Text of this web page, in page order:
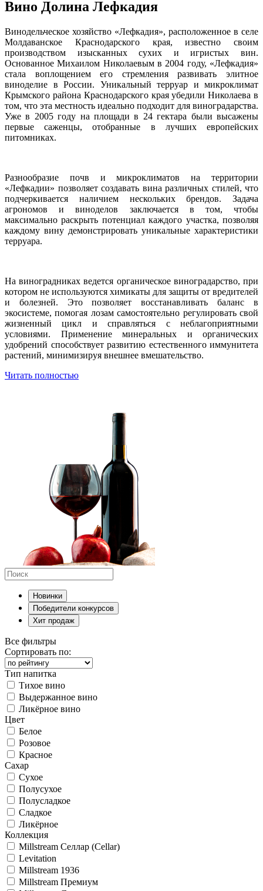
Вино Долина Лефкадия
Винодельческое хозяйство «Лефкадия», расположенное в селе
Молдаванское Краснодарского края, известно своим
производством изысканных сухих и игристых вин.
Основанное Михаилом Николаевым в 2004 году, «Лефкадия»
стала воплощением его стремления развивать элитное
виноделие в России. Уникальный терруар и микроклимат
Крымского района Краснодарского края убедили Николаева в
том, что эта местность идеально подходит для виноградарства.
Уже в 2005 году на площади в 24 гектара были высажены
первые саженцы, отобранные в лучших европейских
питомниках.
Разнообразие почв и микроклиматов на территории
«Лефкадии» позволяет создавать вина различных стилей, что
подчеркивается наличием нескольких брендов. Задача
агрономов и виноделов заключается в том, чтобы
максимально раскрыть потенциал каждого участка, позволяя
каждому вину демонстрировать уникальные характеристики
терруара.
На виноградниках ведется органическое виноградарство, при
котором не используются химикаты для защиты от вредителей
и болезней. Это позволяет восстанавливать баланс в
экосистеме, помогая лозам самостоятельно регулировать свой
жизненный цикл и справляться с неблагоприятными
условиями. Применение минеральных и органических
удобрений способствует развитию естественного иммунитета
растений, минимизируя внешнее вмешательство.
Читать полностью
Новинки
Победители конкурсов
Хит продаж
Все фильтры
Сортировать по:
Тип напитка
Тихое вино
Выдержанное вино
Ликёрное вино
Цвет
Белое
Розовое
Красное
Сахар
Сухое
Полусухое
Полусладкое
Сладкое
Ликёрное
Коллекция
Millstream Селлар (Cellar)
Levitation
Millstream 1936
Millstream Премиум